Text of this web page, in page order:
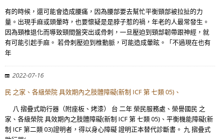
有的時候，還可能會造成腰痛，因為腰部要去幫忙平衡頸部被拉扯的力
量。出現手麻或頭暈時，也要懷疑是是脖子惹的禍，年老的人最常發生。
因為頸椎退化而導致頸間盤突出或骨刺，一旦壓迫到頸部韌帶跟神經，就
有可能引起手麻。 若骨刺壓迫到椎動脈，可能造成暈眩。「不過現在也有
年
2022-07-16
民 之家、各級榮院 具效期內之肢體障礙(新制 ICF 第 七類 05)、
八 摺疊式助行器（附座板、烤漆） 台 二年 榮民服務處、榮譽國民 之
家、各級榮院 具效期內之肢體障礙(新制 ICF 第 七類 05)、平衡機能障礙(新
制 ICF 第二類 03)證明者，得以身心障礙 證明正本替代診斷書。 九 摺疊式